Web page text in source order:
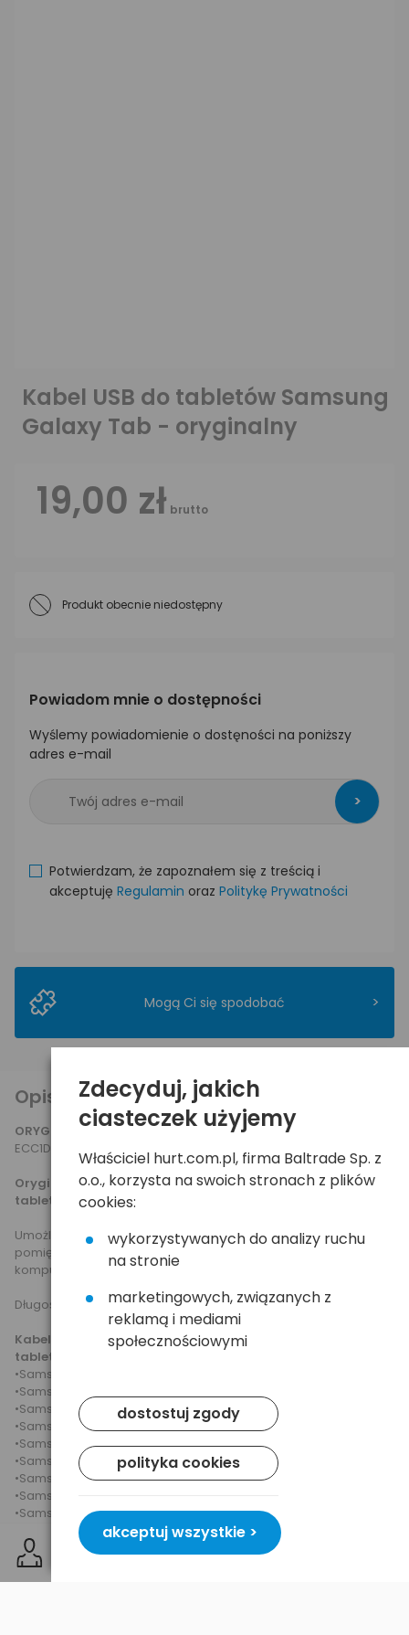
Kabel USB do tabletów Samsung
Galaxy Tab - oryginalny
19,00 zł brutto
Produkt obecnie niedostępny
Powiadom mnie o dostępności
Wyślemy powiadomienie o dostęności na poniższy
adres e-mail
>
Potwierdzam, że zapoznałem się z treścią i
akceptuję Regulamin oraz Politykę Prywatności
Mogą Ci się spodobać >
Opis produktu
ORYGINALNY kabel Samsunga do tabletów Galaxy Tab, model
ECC1DP0UBE.
Oryginał gwarantuje prawidłową i stabilną pracę Twojego
tabletu!
Umożliwia zarówno synchronizację i przesyłane danych
pomiędzy tabletem a komputer jak i ładowanie tabletu z
komputera lub ładowarki USB.
Długość kabla: 1m.
Kabel jest kompatybilny z następującymi modelami
tabletów Samsunga:
•Samsung Galaxy Tab2 7.0 P3100
•Samsung Galaxy Tab2 7.0 P3110
•Samsung Galaxy Tab2 10.1 P5100
•Samsung Galaxy Tab2 10.1 P5110
•Samsung Galaxy Tab 7.0 P6200
•Samsung Galaxy Tab 7.0 P6210
•Samsung Galaxy Tab 7.7 P6800
•Samsung Galaxy Tab 7.7 P6810
•Samsung Galaxy Tab 10.1v P7100
•Samsung Galaxy Tab 8.9 P7300
•Samsung Galaxy Tab 8.9 P7310
•Samsung Galaxy Tab 10.1 P7500
•Samsung Galaxy Tab 10.1 P7510
Zdecyduj, jakich
ciasteczek użyjemy
Właściciel hurt.com.pl, firma Baltrade Sp. z
o.o., korzysta na swoich stronach z plików
cookies:
wykorzystywanych do analizy ruchu
na stronie
marketingowych, związanych z
reklamą i mediami
społecznościowymi
dostostuj zgody
polityka cookies
akceptuj wszystkie >